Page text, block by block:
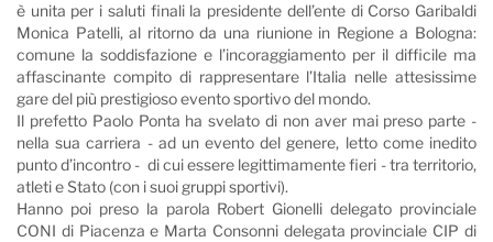
è unita per i saluti finali la presidente dell’ente di Corso Garibaldi
Monica Patelli, al ritorno da una riunione in Regione a Bologna:
comune la soddisfazione e l’incoraggiamento per il difficile ma
affascinante compito di rappresentare l’Italia nelle attesissime
gare del più prestigioso evento sportivo del mondo.
Il prefetto Paolo Ponta ha svelato di non aver mai preso parte -
nella sua carriera - ad un evento del genere, letto come inedito
punto d’incontro - di cui essere legittimamente fieri -tra territorio,
atleti e Stato (con i suoi gruppi sportivi).
Hanno poi preso la parola Robert Gionelli delegato provinciale
CONI di Piacenza e Marta Consonni delegata provinciale CIP di